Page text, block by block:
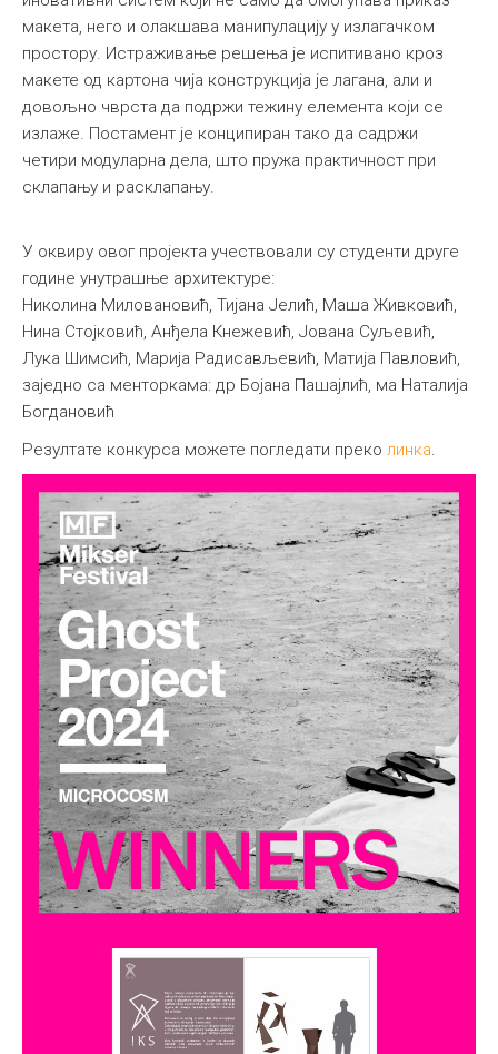
макета, него и олакшава манипулацију у излагачком
простору. Истраживање решења је испитивано кроз
макете од картона чија конструкција је лагана, али и
довољно чврста да подржи тежину елемента који се
излаже. Постамент је конципиран тако да садржи
четири модуларна дела, што пружа практичност при
склапању и расклапању.
У оквиру овог пројекта учествовали су студенти друге
године унутрашње архитектуре:
Николина Миловановић, Тијана Јелић, Маша Живковић,
Нина Стојковић, Анђела Кнежевић, Јована Суљевић,
Лука Шимсић, Марија Радисављевић, Матија Павловић,
заједно са менторкама: др Бојана Пашајлић, ма Наталија
Богдановић
Резултате конкурса можете погледати преко линка.